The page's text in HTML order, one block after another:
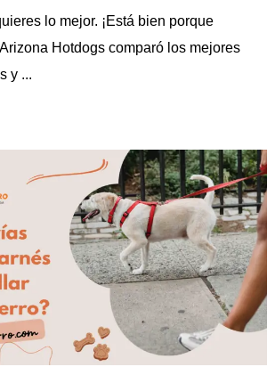
lo mejor. ¡Está bien porque
Hotdogs comparó los mejores
y ...